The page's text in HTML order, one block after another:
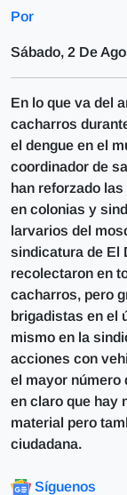
Por
Sábado, 2 De
En lo que va del
cacharros
el dengue en el
coordinador de
han reforzado
en colonias y
larvarios del
sindicatura de El
recolectaron en
cacharros, pero
brigadistas en el
mismo en la
acciones con
el mayor número
en claro que hay
material pero
ciudadana.
Síguenos